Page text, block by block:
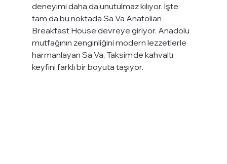
deneyimi daha da unutulmaz kılıyor. İşte
tam da bu noktada Sa Va Anatolian
Breakfast House devreye giriyor. Anadolu
mutfağının zenginliğini modern lezzetlerle
harmanlayan Sa Va, Taksim’de kahvaltı
keyfini farklı bir boyuta taşıyor.